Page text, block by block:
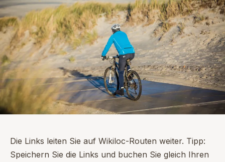
Die Links leiten Sie auf Wikiloc-Routen weiter. Tipp:
Speichern Sie die Links und buchen Sie gleich Ihren